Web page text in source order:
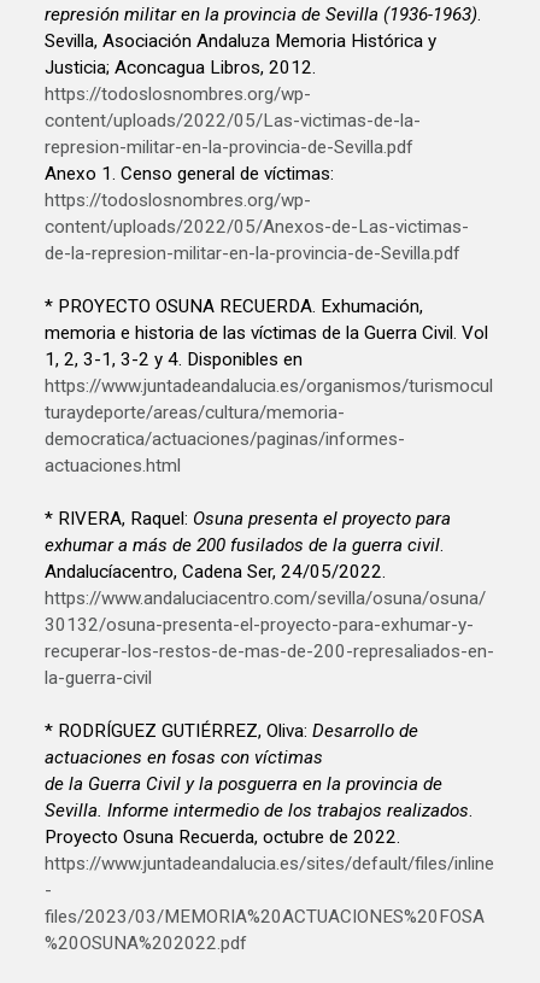
represión militar en la provincia de Sevilla (1936-1963).
Sevilla, Asociación Andaluza Memoria Histórica y
Justicia; Aconcagua Libros, 2012.
https://todoslosnombres.org/wp-
content/uploads/2022/05/Las-victimas-de-la-
represion-militar-en-la-provincia-de-Sevilla.pdf
Anexo 1. Censo general de víctimas:
https://todoslosnombres.org/wp-
content/uploads/2022/05/Anexos-de-Las-victimas-
de-la-represion-militar-en-la-provincia-de-Sevilla.pdf
* PROYECTO OSUNA RECUERDA. Exhumación,
memoria e historia de las víctimas de la Guerra Civil. Vol
1, 2, 3-1, 3-2 y 4. Disponibles en
https://www.juntadeandalucia.es/organismos/turismocul
turaydeporte/areas/cultura/memoria-
democratica/actuaciones/paginas/informes-
actuaciones.html
* RIVERA, Raquel: Osuna presenta el proyecto para
exhumar a más de 200 fusilados de la guerra civil.
Andalucíacentro, Cadena Ser, 24/05/2022.
https://www.andaluciacentro.com/sevilla/osuna/osuna/
30132/osuna-presenta-el-proyecto-para-exhumar-y-
recuperar-los-restos-de-mas-de-200-represaliados-en-
la-guerra-civil
* RODRÍGUEZ GUTIÉRREZ, Oliva:Desarrollo de
actuaciones en fosas con víctimas
de la Guerra Civil y la posguerra en la provincia de
Sevilla. Informe intermedio de los trabajos realizados.
Proyecto Osuna Recuerda, octubre de 2022.
https://www.juntadeandalucia.es/sites/default/files/inline
-
files/2023/03/MEMORIA%20ACTUACIONES%20FOSA
%20OSUNA%202022.pdf